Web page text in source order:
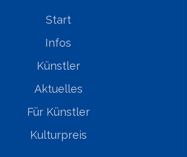
Start
Infos
Künstler
Aktuelles
Für Künstler
Kulturpreis